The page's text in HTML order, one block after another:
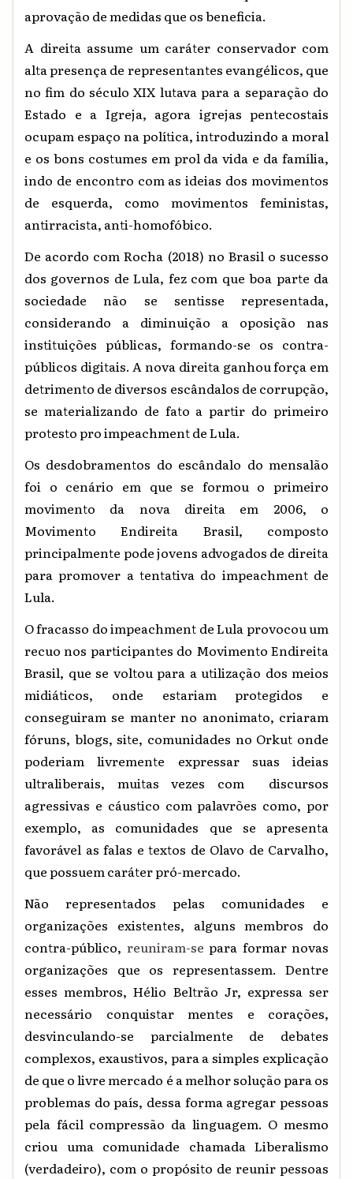
aprovação de medidas que os beneficia.
A direita assume um caráter conservador com
alta presença de representantes evangélicos, que
no fim do século XIX lutava para a separação do
Estado e a Igreja, agora igrejas pentecostais
ocupam espaço na política, introduzindo a moral
e os bons costumes em prol da vida e da família,
indo de encontro com as ideias dos movimentos
de esquerda, como movimentos feministas,
antirracista, anti-homofóbico.
De acordo com Rocha (2018) no Brasil o sucesso
dos governos de Lula, fez com que boa parte da
sociedade não se sentisse representada,
considerando a diminuição a oposição nas
instituições públicas, formando-se os contra-
públicos digitais. A nova direita ganhou força em
detrimento de diversos escândalos de corrupção,
se materializando de fato a partir do primeiro
protesto pro impeachment de Lula.
Os desdobramentos do escândalo do mensalão
foi o cenário em que se formou o primeiro
movimento da nova direita em 2006, o
Movimento Endireita Brasil, composto
principalmente pode jovens advogados de direita
para promover a tentativa do impeachment de
Lula.
O fracasso do impeachment de Lula provocou um
recuo nos participantes do Movimento Endireita
Brasil, que se voltou para a utilização dos meios
midiáticos, onde estariam protegidos e
conseguiram se manter no anonimato, criaram
fóruns, blogs, site, comunidades no Orkut onde
poderiam livremente expressar suas ideias
ultraliberais, muitas vezes com discursos
agressivas e cáustico com palavrões como, por
exemplo, as comunidades que se apresenta
favorável as falas e textos de Olavo de Carvalho,
que possuem caráter pró-mercado.
Não representados pelas comunidades e
organizações existentes, alguns membros do
contra-público, reuniram-se para formar novas
organizações que os representassem. Dentre
esses membros, Hélio Beltrão Jr, expressa ser
necessário conquistar mentes e corações,
desvinculando-se parcialmente de debates
complexos, exaustivos, para a simples explicação
de que o livre mercado é a melhor solução para os
problemas do país, dessa forma agregar pessoas
pela fácil compressão da linguagem. O mesmo
criou uma comunidade chamada Liberalismo
(verdadeiro), com o propósito de reunir pessoas